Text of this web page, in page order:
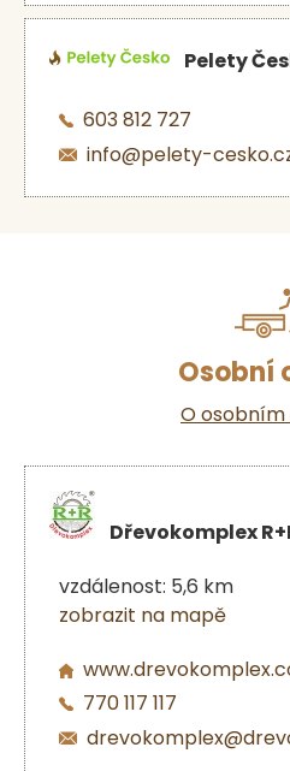
Pelety
603 812 727
info@pelety-
Osobní
O
Dřevokomplex
vzdálenost: 5,6 km
zobrazit na mapě
770 117 117